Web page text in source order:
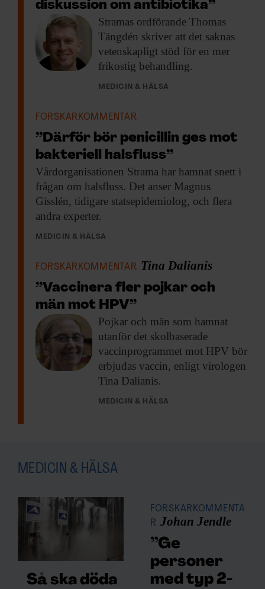
diskussion om antibiotika”
Stramas ordförande Thomas
Tängdén skriver att det saknas
vetenskapligt stöd för en mer
frikostig behandling.
MEDICIN & HÄLSA
FORSKARKOMMENTAR
”Därför bör penicillin ges mot
bakteriell halsfluss”
Vårdorganisationen Strama har hamnat snett i
frågan om halsfluss. Det anser Magnus
Gisslén, tidigare statsepidemiolog, och flera
andra experter.
MEDICIN & HÄLSA
FORSKARKOMMENTAR Tina Dalianis
”Vaccinera fler pojkar och
män mot HPV”
Pojkar och män som hamnat
utanför det skolbaserade
vaccinprogrammet mot HPV bör
erbjudas vaccin, enligt virologen
Tina Dalianis.
MEDICIN & HÄLSA
MEDICIN & HÄLSA
Så ska döda
FORSKARKOMMENTA
R Johan Jendle
”Ge
personer
med typ 2-